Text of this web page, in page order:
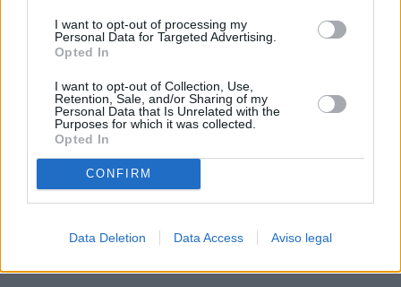
I want to opt-out of processing my
Personal Data for Targeted Advertising.
Opted In
I want to opt-out of Collection, Use,
Retention, Sale, and/or Sharing of my
Personal Data that Is Unrelated with the
Purposes for which it was collected.
Opted In
CONFIRM
Data Deletion Data Access Aviso legal